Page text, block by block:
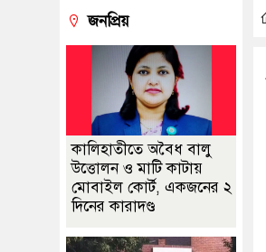
জনপ্রিয়
কালিহাতীতে অবৈধ বালু
উত্তোলন ও মাটি কাটায়
মোবাইল কোর্ট, একজনের ২
দিনের কারাদণ্ড